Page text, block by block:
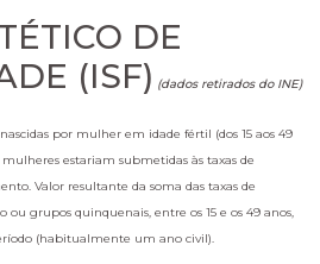
DE
(ISF) (dados retirados do INE)
por mulher em idade fértil (dos 15 aos 49
estariam submetidas às taxas de
Valor resultante da soma das taxas de
ou grupos quinquenais, entre os 15 e os 49 anos,
(habitualmente um ano civil).